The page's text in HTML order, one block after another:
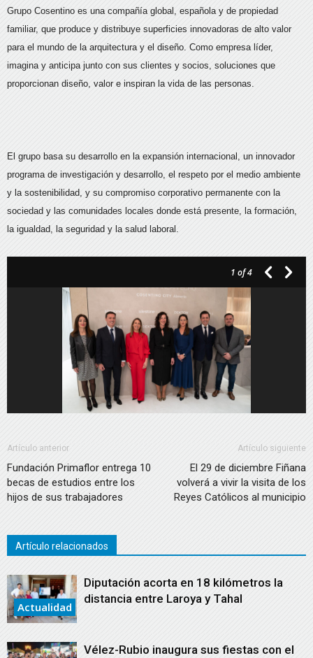
Grupo Cosentino es una compañía global, española y de propiedad
familiar, que produce y distribuye superficies innovadoras de alto valor
para el mundo de la arquitectura y el diseño. Como empresa líder,
imagina y anticipa junto con sus clientes y socios, soluciones que
proporcionan diseño, valor e inspiran la vida de las personas.
El grupo basa su desarrollo en la expansión internacional, un innovador
programa de investigación y desarrollo, el respeto por el medio ambiente
y la sostenibilidad, y su compromiso corporativo permanente con la
sociedad y las comunidades locales donde está presente, la formación,
la igualdad, la seguridad y la salud laboral.
1 of 4
Artículo anterior
Fundación Primaflor entrega 10
becas de estudios entre los
hijos de sus trabajadores
Artículo siguiente
El 29 de diciembre Fiñana
volverá a vivir la visita de los
Reyes Católicos al municipio
Artículo relacionados
Actualidad
Diputación acorta en 18 kilómetros la
distancia entre Laroya y Tahal
Vélez-Rubio inaugura sus fiestas con el